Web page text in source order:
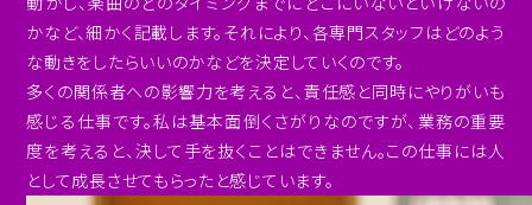
かなど、細かく記載します。それにより、各専門スタッフはどのよう
な動きをしたらいいのかなどを決定していくのです。
多くの関係者への影響力を考えると、責任感と同時にやりがいも
感じる仕事です。私は基本面倒くさがりなのですが、業務の重要
度を考えると、決して手を抜くことはできません。この仕事には人
として成長させてもらったと感じています。